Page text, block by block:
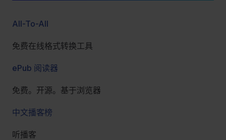
All-To-All
免费在线格式转换工具
ePub 阅读器
免费。开源。基于浏览器
中文播客榜
听播客